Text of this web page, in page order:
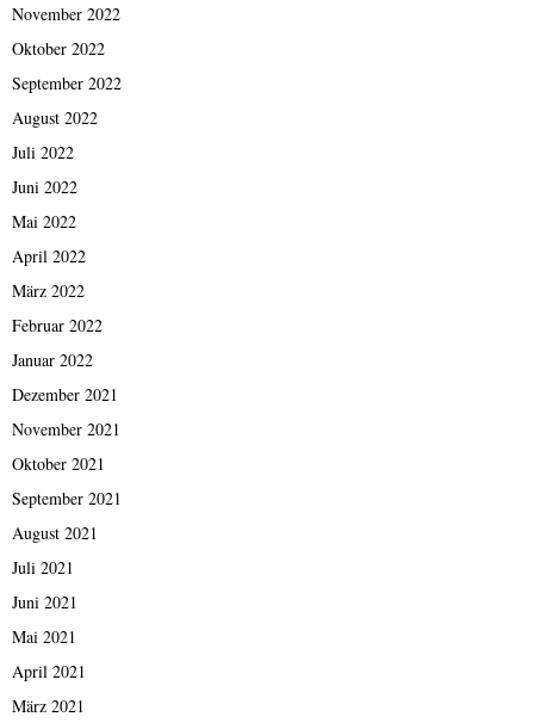
November 2022
Oktober 2022
September 2022
August 2022
Juli 2022
Juni 2022
Mai 2022
April 2022
März 2022
Februar 2022
Januar 2022
Dezember 2021
November 2021
Oktober 2021
September 2021
August 2021
Juli 2021
Juni 2021
Mai 2021
April 2021
März 2021